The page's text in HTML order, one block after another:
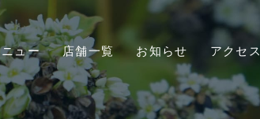
ュー 店舗一覧 お知らせ アクセス